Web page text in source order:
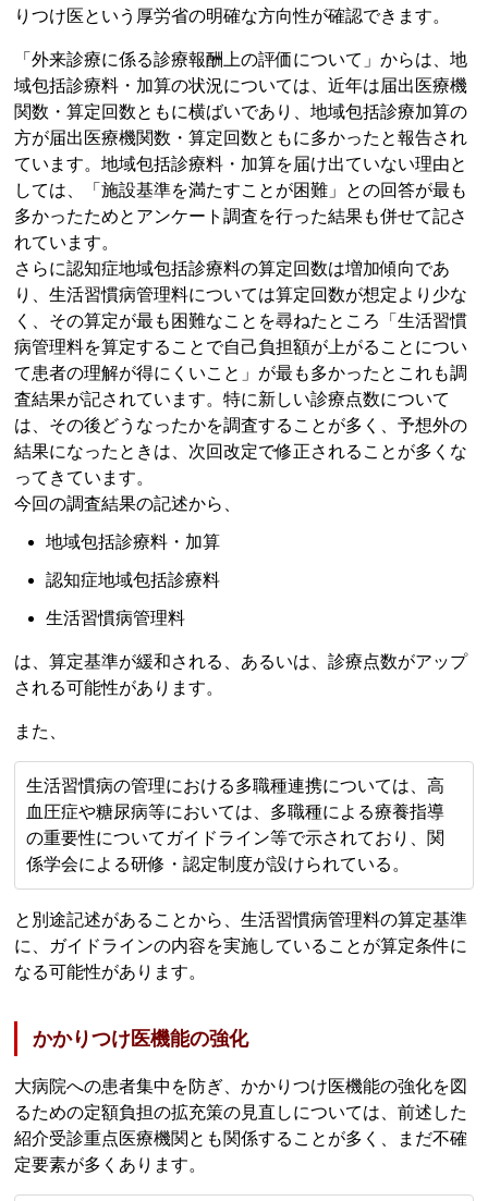
りつけ医という厚労省の明確な方向性が確認できます。
「外来診療に係る診療報酬上の評価について」からは、地
域包括診療料・加算の状況については、近年は届出医療機
関数・算定回数ともに横ばいであり、地域包括診療加算の
方が届出医療機関数・算定回数ともに多かったと報告され
ています。地域包括診療料・加算を届け出ていない理由と
しては、「施設基準を満たすことが困難」との回答が最も
多かったためとアンケート調査を行った結果も併せて記さ
れています。
さらに認知症地域包括診療料の算定回数は増加傾向であ
り、生活習慣病管理料については算定回数が想定より少な
く、その算定が最も困難なことを尋ねたところ「生活習慣
病管理料を算定することで自己負担額が上がることについ
て患者の理解が得にくいこと」が最も多かったとこれも調
査結果が記されています。特に新しい診療点数について
は、その後どうなったかを調査することが多く、予想外の
結果になったときは、次回改定で修正されることが多くな
ってきています。
今回の調査結果の記述から、
地域包括診療料・加算
認知症地域包括診療料
生活習慣病管理料
は、算定基準が緩和される、あるいは、診療点数がアップ
される可能性があります。
また、
生活習慣病の管理における多職種連携については、高
血圧症や糖尿病等においては、多職種による療養指導
の重要性についてガイドライン等で示されており、関
係学会による研修・認定制度が設けられている。
と別途記述があることから、生活習慣病管理料の算定基準
に、ガイドラインの内容を実施していることが算定条件に
なる可能性があります。
かかりつけ医機能の強化
大病院への患者集中を防ぎ、かかりつけ医機能の強化を図
るための定額負担の拡充策の見直しについては、前述した
紹介受診重点医療機関とも関係することが多く、まだ不確
定要素が多くあります。